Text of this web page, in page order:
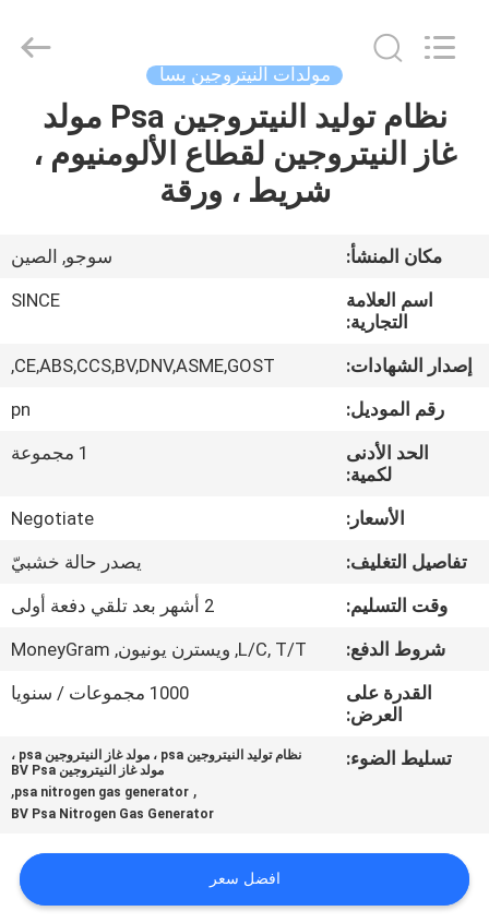
بيت
معلومات
جولة
المصنع
مراقبة
الجودة
اتصل
أخبار
القضايا
عرض
أسعار
Technology
Co.,Ltd.
مولدات النيتروجين بسا
نظام توليد النيتروجين Psa مولد
غاز النيتروجين لقطاع الألومنيوم ،
شريط ، ورقة
مكان المنشأ:
سوجو, الصين
اسم العلامة
التجارية:
SINCE
إصدار الشهادات:
CE,ABS,CCS,BV,DNV,ASME,GOST,
رقم الموديل:
pn
الحد الأدنى
لكمية:
1 مجموعة
الأسعار:
Negotiate
تفاصيل التغليف:
يصدر حالة خشبيّ
وقت التسليم:
2 أشهر بعد تلقي دفعة أولى
شروط الدفع:
L/C, T/T, ويسترن يونيون, MoneyGram
القدرة على
العرض:
1000 مجموعات / سنويا
تسليط الضوء:
نظام توليد النيتروجين psa ، مولد غاز النيتروجين psa ،
مولد غاز النيتروجين BV Psa
,
psa nitrogen gas generator
,
BV Psa Nitrogen Gas Generator
افضل سعر